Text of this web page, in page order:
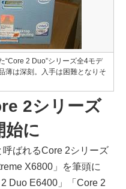
“Core 2 Duo”シリーズ全4モデ
薄は深刻。入手は困難となりそ
2シリーズ
始に
ばれるCore 2シリーズ
X6800」を筆頭に
Duo E6400」「Core 2